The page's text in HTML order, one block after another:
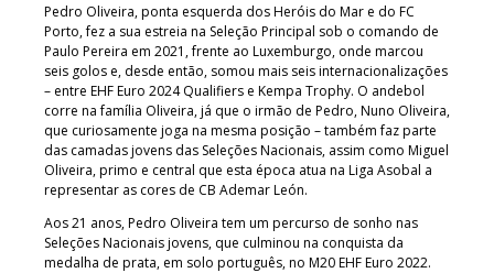
Pedro Oliveira, ponta esquerda dos Heróis do Mar e do FC
Porto, fez a sua estreia na Seleção Principal sob o comando de
Paulo Pereira em 2021, frente ao Luxemburgo, onde marcou
seis golos e, desde então, somou mais seis internacionalizações
– entre EHF Euro 2024 Qualifiers e Kempa Trophy. O andebol
corre na família Oliveira, já que o irmão de Pedro, Nuno Oliveira,
que curiosamente joga na mesma posição – também faz parte
das camadas jovens das Seleções Nacionais, assim como Miguel
Oliveira, primo e central que esta época atua na Liga Asobal a
representar as cores de CB Ademar León.
Aos 21 anos, Pedro Oliveira tem um percurso de sonho nas
Seleções Nacionais jovens, que culminou na conquista da
medalha de prata, em solo português, no M20 EHF Euro 2022.